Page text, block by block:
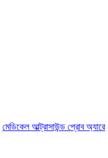
মেডিকেল আল্ট্রাসাউন্ড প্রোব অ্যারে